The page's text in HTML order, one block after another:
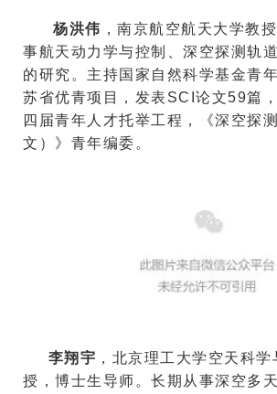
杨洪伟 ，南京航空航天大学教
事航天动力学与控制
、深空探测轨
的研究。主持国家自然科学基金青年
苏省优青项目，发表 SCI 论文59篇
四届青年人才托举工程 ，《深空探
文）》青年编委。
李翔宇 ，北京理工大学空天科
授，博士生导师。长期从事深空多